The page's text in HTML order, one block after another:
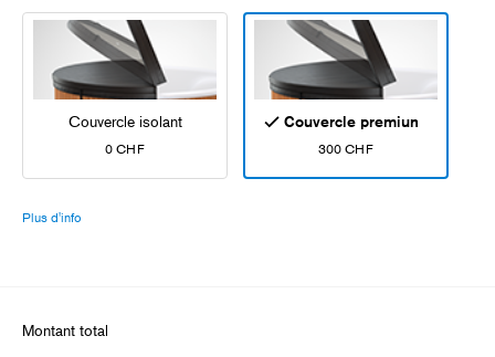
Couvercle isolant
0 CHF
Couvercle premium
300 CHF
Plus d'info
Montant total